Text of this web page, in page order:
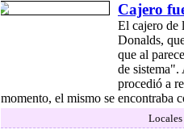
Cajero
El cajero de
Donalds,
que al
de sistema".
procedió a
momento, el mismo se encontraba